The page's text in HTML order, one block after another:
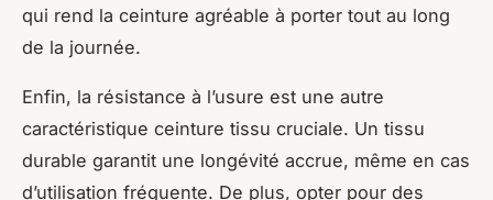
qui rend la ceinture agréable à porter tout au long
de la journée.
Enfin, la résistance à l’usure est une autre
caractéristique ceinture tissu cruciale. Un tissu
durable garantit une longévité accrue, même en cas
d’utilisation fréquente. De plus, opter pour des